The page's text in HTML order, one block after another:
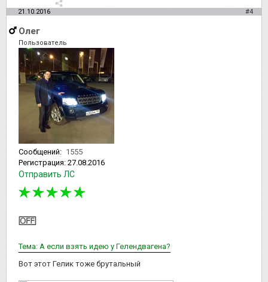
21.10.2016 #4
Олег
Пользователь
Сообщений: 1555
Регистрация: 27.08.2016
Отправить ЛС
Тема: А если взять идею у Гелендвагена?
Вот этот Гелик тоже брутальный